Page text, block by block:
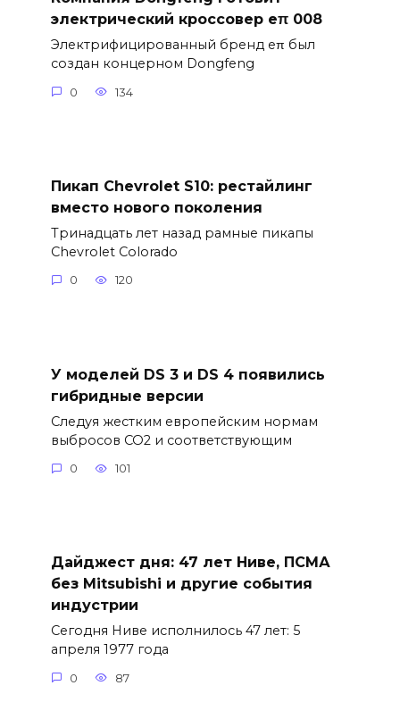
электрический кроссовер eπ 008
Электрифицированный бренд eπ был
создан концерном Dongfeng
0 134
Пикап Chevrolet S10: рестайлинг
вместо нового поколения
Тринадцать лет назад рамные пикапы
Chevrolet Colorado
0 120
У моделей DS 3 и DS 4 появились
гибридные версии
Следуя жестким европейским нормам
выбросов CO2 и соответствующим
0 101
Дайджест дня: 47 лет Ниве, ПСМА
без Mitsubishi и другие события
индустрии
Сегодня Ниве исполнилось 47 лет: 5
апреля 1977 года
0 87